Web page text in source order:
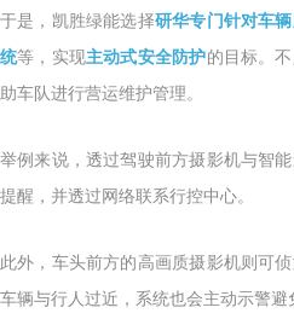
于是，凯胜绿能选择研华专门针对车
统等，实现主动式安全防护的目标。
助车队进行营运维护管理。
举例来说，透过驾驶前方摄影机与智
提醒， 并透过网络联系行控中心。
此外，车头前方的高画质摄影机则可
车辆与行人过近，系统也会主动示警避